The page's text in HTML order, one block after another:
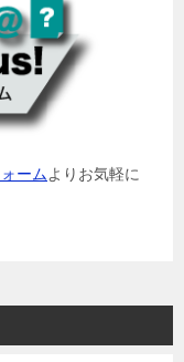
ームよりお気軽に